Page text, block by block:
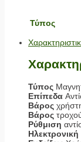
Τύπος
Τύπος
Επίπεδα
Βάρος
Βάρος
Ρύθμιση
Ηλεκτρονική